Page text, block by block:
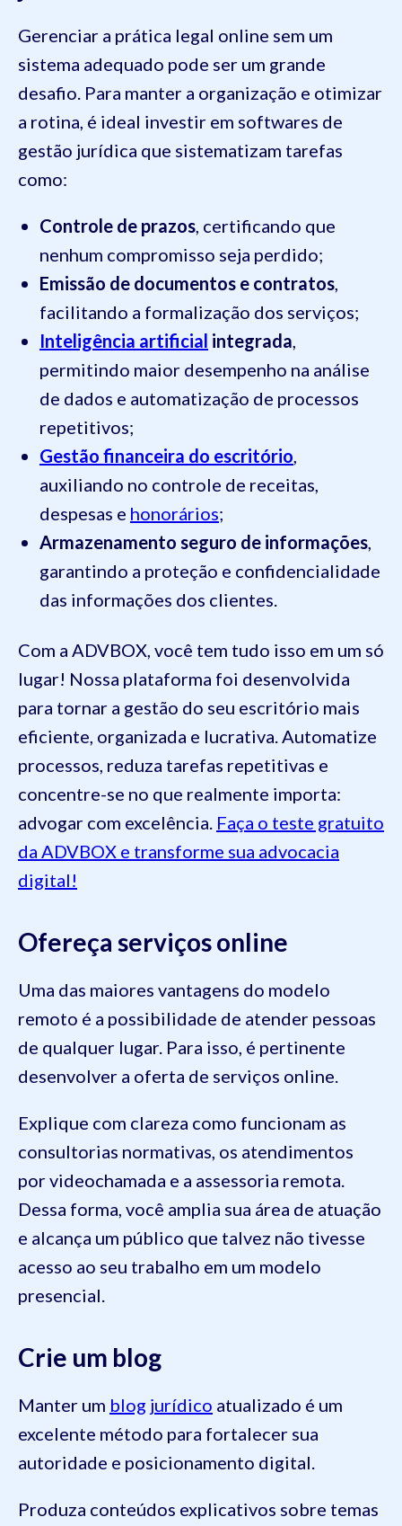
Gerenciar a prática legal online sem um
sistema adequado pode ser um grande
desafio. Para manter a organização e otimizar
a rotina, é ideal investir em softwares de
gestão jurídica que sistematizam tarefas
como:
Controle de prazos, certificando que
nenhum compromisso seja perdido;
Emissão de documentos e contratos,
facilitando a formalização dos serviços;
Inteligência artificial integrada,
permitindo maior desempenho na análise
de dados e automatização de processos
repetitivos;
Gestão financeira do escritório,
auxiliando no controle de receitas,
despesas e honorários;
Armazenamento seguro de informações,
garantindo a proteção e confidencialidade
das informações dos clientes.
Com a ADVBOX, você tem tudo isso em um só
lugar! Nossa plataforma foi desenvolvida
para tornar a gestão do seu escritório mais
eficiente, organizada e lucrativa. Automatize
processos, reduza tarefas repetitivas e
concentre-se no que realmente importa:
advogar com excelência. Faça o teste gratuito
da ADVBOX e transforme sua advocacia
digital!
Ofereça serviços online
Uma das maiores vantagens do modelo
remoto é a possibilidade de atender pessoas
de qualquer lugar. Para isso, é pertinente
desenvolver a oferta de serviços online.
Explique com clareza como funcionam as
consultorias normativas, os atendimentos
por videochamada e a assessoria remota.
Dessa forma, você amplia sua área de atuação
e alcança um público que talvez não tivesse
acesso ao seu trabalho em um modelo
presencial.
Crie um blog
Manter um blog jurídico atualizado é um
excelente método para fortalecer sua
autoridade e posicionamento digital.
Produza conteúdos explicativos sobre temas